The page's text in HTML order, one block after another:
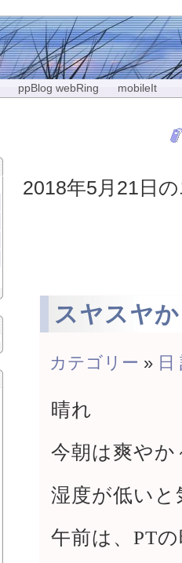
ppBlog webRing mobileIt
2018年5月21日
スヤスヤ
カテゴリー » 日
晴れ
今朝は爽やか
湿度が低い
午前は、PT